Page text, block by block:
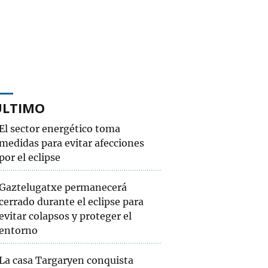
sector energético toma
para evitar afecciones
el eclipse
permanecerá
durante el eclipse para
colapsos y proteger el
casa Targaryen conquista